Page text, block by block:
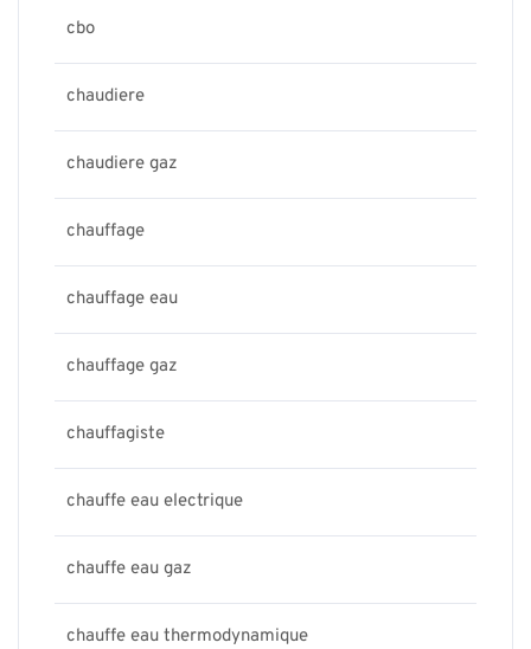
cbo
chaudiere
chaudiere gaz
chauffage
chauffage eau
chauffage gaz
chauffagiste
chauffe eau electrique
chauffe eau gaz
chauffe eau thermodynamique